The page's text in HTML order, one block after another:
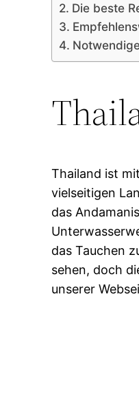
Die beste
Thailand ist
vielseitigen
das
das Tauchen
sehen, doch
unserer